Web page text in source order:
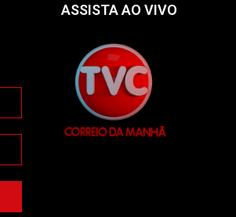
ASSISTA AO VIVO